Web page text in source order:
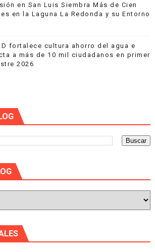
en San Luis Siembra Más de Cien
en la Laguna La Redonda y su Entorno
fortalece cultura ahorro del agua e
a más de 10 mil ciudadanos en primer
2026